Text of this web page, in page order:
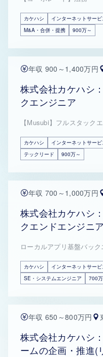
カケハシ
インターネットサー
M&A・合併・提携
900万～
年収 900～1,400万円
株式会社カケハシ
クエンジニア
【Musubi】フルスタック
カケハシ
インターネットサー
テックリード
900万～
年収 700～1,000万円
株式会社カケハシ
クエンドエンジニア
ローカルアプリ基盤バッ
カケハシ
インターネットサー
SE・システムエンジニア
700
年収 650～800万円
株式会社カケハシ
ームの企画・推進(